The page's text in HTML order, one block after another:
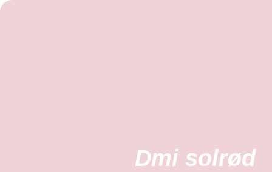
Dmi solrød